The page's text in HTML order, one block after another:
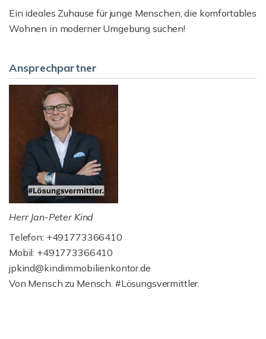
Ein ideales Zuhause für junge Menschen, die komfortables
Wohnen in moderner Umgebung suchen!
Ansprechpartner
Herr Jan-Peter Kind
Telefon: +491773366410
Mobil: +491773366410
jpkind@kindimmobilienkontor.de
Von Mensch zu Mensch. #Lösungsvermittler.